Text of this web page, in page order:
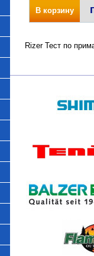
В корзину
Rizer Тест по